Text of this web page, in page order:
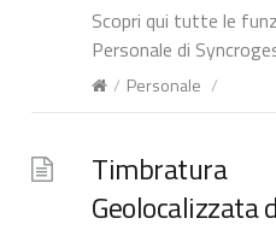
Scopri qui tutte le
Personale di
/ Personale /
Timbratura
Geolocalizzata